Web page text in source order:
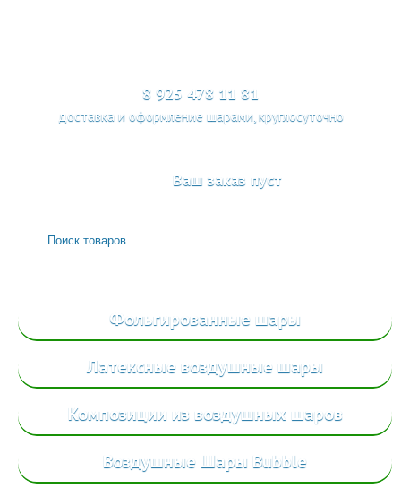
8 925 478 11 81
доставка и оформление шарами, круглосуточно
Ваш заказ пуст
Фольгированные шары
Латексные воздушные шары
Композиции из воздушных шаров
Воздушные Шары Bubble